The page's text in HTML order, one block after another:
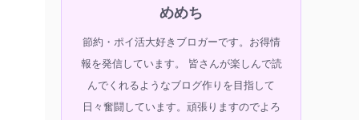
めめち
節約・ポイ活大好きブロガーです。お得情
報を発信しています。 皆さんが楽しんで読
んでくれるようなブログ作りを目指して
日々奮闘しています。頑張りますのでよろ